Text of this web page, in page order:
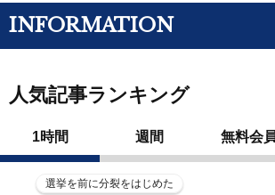
INFORMATION
人気記事ランキング
1時間 週間 無料会
選挙を前に分裂をはじめた